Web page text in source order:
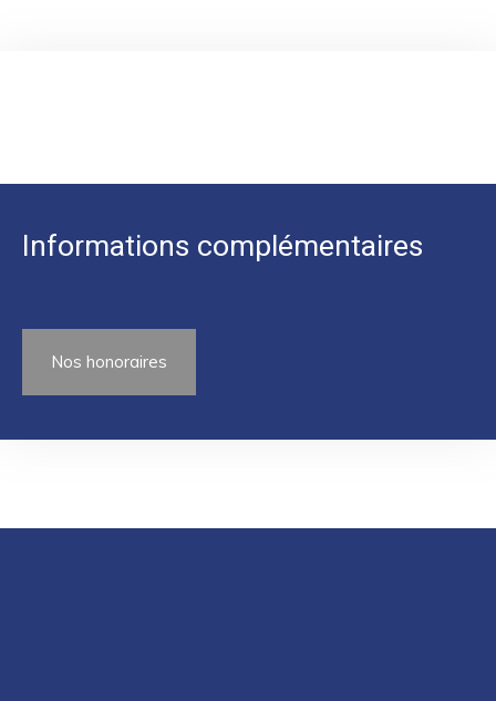
Informations complémentaires
Nos honoraires